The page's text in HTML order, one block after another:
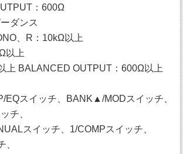
：600Ω
ダンス
、R：10kΩ以上
以上
上 BALANCED OUTPUT：600Ω以上
EQスイッチ、BANK▲/MODスイッチ、
チ、
スイッチ、1/COMPスイッチ、
、